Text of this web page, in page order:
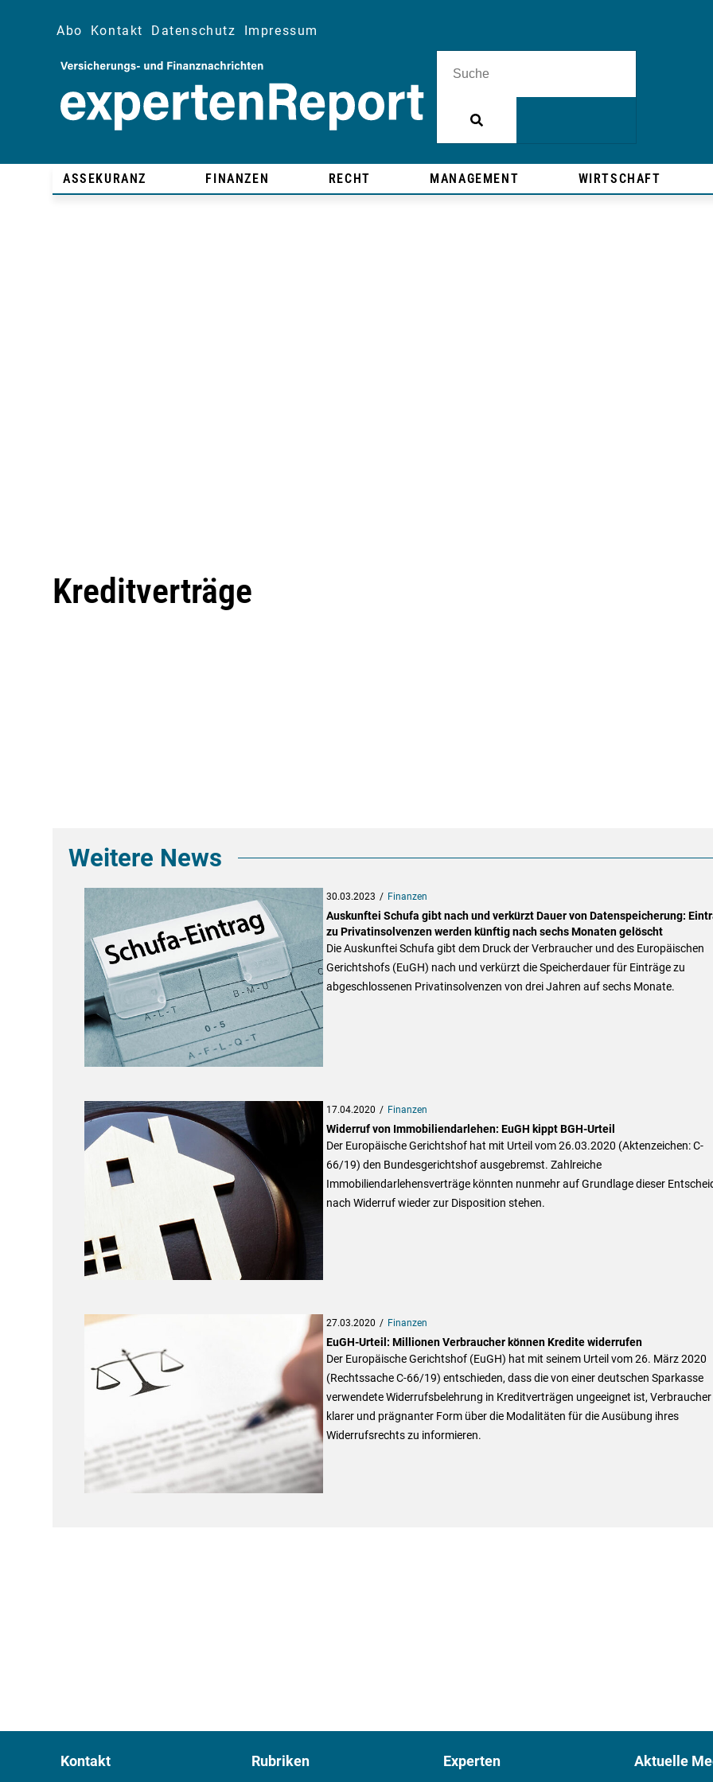
Abo Kontakt Datenschutz Impressum
ASSEKURANZ FINANZEN RECHT MANAGEMENT WIRTSCHAFT
Kreditverträge
Weitere News
30.03.2023 Finanzen
Auskunftei Schufa gibt nach und verkürzt Dauer von Datenspeicherung:
zu Privatinsolvenzen werden künftig nach sechs Monaten gelöscht
Die Auskunftei Schufa gibt dem Druck der Verbraucher und des Europäischen
Gerichtshofs (EuGH) nach und verkürzt die Speicherdauer für Einträge zu
abgeschlossenen Privatinsolvenzen von drei Jahren auf sechs Monate.
17.04.2020 Finanzen
Widerruf von Immobiliendarlehen: EuGH kippt BGH-Urteil
Der Europäische Gerichtshof hat mit Urteil vom 26.03.2020 (Aktenzeichen: C-
66/19) den Bundesgerichtshof ausgebremst. Zahlreiche
Immobiliendarlehensverträge könnten nunmehr auf Grundlage dieser
nach Widerruf wieder zur Disposition stehen.
27.03.2020 Finanzen
EuGH-Urteil: Millionen Verbraucher können Kredite widerrufen
Der Europäische Gerichtshof (EuGH) hat mit seinem Urteil vom 26. März 2020
(Rechtssache C-66/19) entschieden, dass die von einer deutschen Sparkasse
verwendete Widerrufsbelehrung in Kreditverträgen ungeeignet ist, Verbraucher
klarer und prägnanter Form über die Modalitäten für die Ausübung ihres
Widerrufsrechts zu informieren.
Kontakt Rubriken Experten Aktuelle